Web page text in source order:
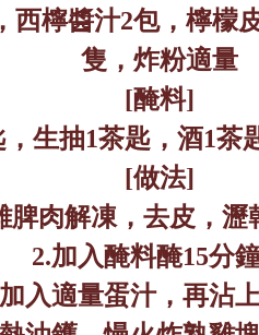
西檸醬汁2包，檸檬
隻，炸粉適量
[醃料]
，生抽1茶匙，酒1茶
[做法]
脾肉解凍，去皮，瀝
2.加入醃料醃15分鐘
加入適量蛋汁，再沾上